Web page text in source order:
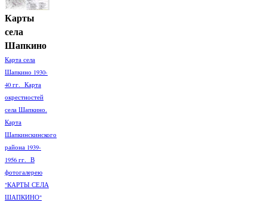
Карты
села
Шапкино
Карта села
Шапкино 1930-
40 гг. Карта
окрестностей
села Шапкино.
Карта
Шапкинскинского
района 1939-
1956 гг. В
фотогалерею
"КАРТЫ СЕЛА
ШАПКИНО"